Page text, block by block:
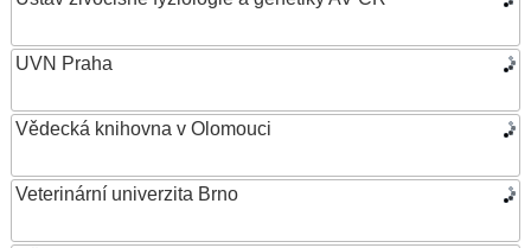
UVN Praha
Vědecká knihovna v Olomouci
Veterinární univerzita Brno